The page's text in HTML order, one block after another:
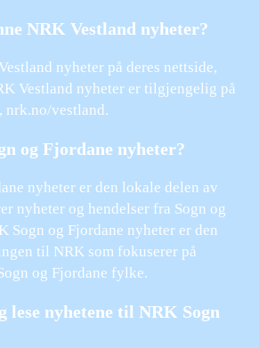
NRK Vestland nyheter?
nyheter på deres nettside,
Vestland nyheter er tilgjengelig på
nrk.no/vestland.
og Fjordane nyheter?
nyheter er den lokale delen av
nyheter og hendelser fra Sogn og
Sogn og Fjordane nyheter er den
til NRK som fokuserer på
og Fjordane fylke.
lese nyhetene til NRK Sogn